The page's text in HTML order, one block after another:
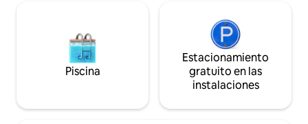
Piscina
Estacionamiento
gratuito en las
instalaciones